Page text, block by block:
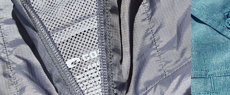
M 21" 28" 8 ¼”
L 23” 29” 8 ¾”
XL 25” 30” 9 ¼”
XXL 27” 31” 9 ¾”